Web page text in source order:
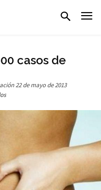
casos de
22 de mayo de 2013